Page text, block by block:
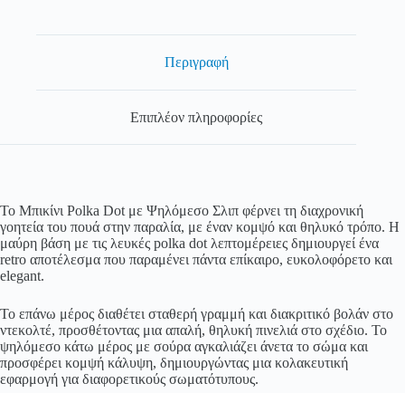
Περιγραφή
Επιπλέον πληροφορίες
Το Μπικίνι Polka Dot με Ψηλόμεσο Σλιπ φέρνει τη διαχρονική
γοητεία του πουά στην παραλία, με έναν κομψό και θηλυκό τρόπο. Η
μαύρη βάση με τις λευκές polka dot λεπτομέρειες δημιουργεί ένα
retro αποτέλεσμα που παραμένει πάντα επίκαιρο, ευκολοφόρετο και
elegant.
Το επάνω μέρος διαθέτει σταθερή γραμμή και διακριτικό βολάν στο
ντεκολτέ, προσθέτοντας μια απαλή, θηλυκή πινελιά στο σχέδιο. Το
ψηλόμεσο κάτω μέρος με σούρα αγκαλιάζει άνετα το σώμα και
προσφέρει κομψή κάλυψη, δημιουργώντας μια κολακευτική
εφαρμογή για διαφορετικούς σωματότυπους.